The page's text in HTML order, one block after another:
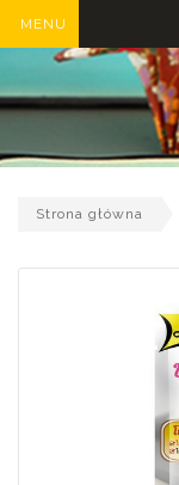
MENU
Strona główna